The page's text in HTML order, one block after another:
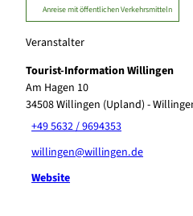
Anreise mit öffentlichen Verkehrsmitteln
Veranstalter
Tourist-Information Willingen
Am Hagen 10
34508Willingen (Upland) -
+49 5632 / 9694353
willingen@willingen.de
Website